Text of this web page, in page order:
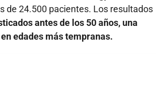
de 24.500 pacientes. Los resultados
antes de los 50 años, una
edades más tempranas.